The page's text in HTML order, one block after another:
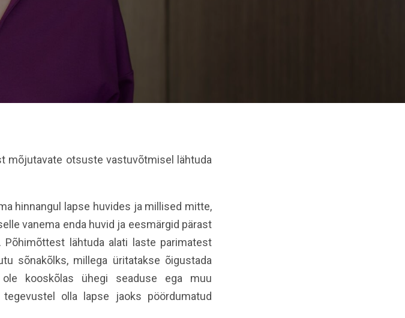
mõjutavate otsuste vastuvõtmisel lähtuda
hinnangul
lapse huvides ja millised mitte,
vanema enda huvid ja eesmärgid pärast
lähtuda alati laste parimatest
sõnakõlks, millega üritatakse õigustada
kooskõlas ühegi seaduse ega muu
olla lapse jaoks pöördumatud